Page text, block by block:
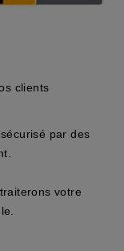
clients
par des
votre